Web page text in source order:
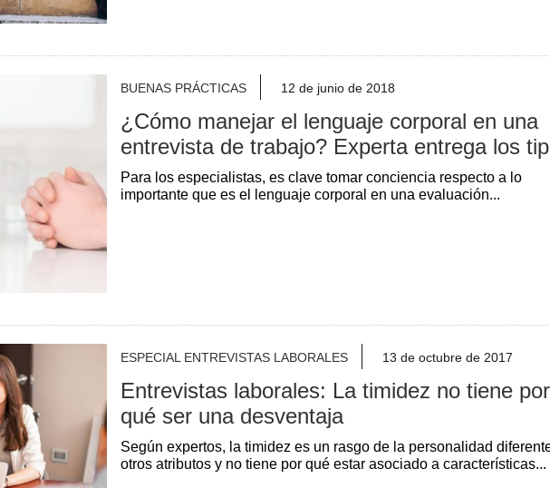
BUENAS PRÁCTICAS 12 de junio de 2018
¿Cómo manejar el lenguaje corporal en una
entrevista de trabajo? Experta entrega los
Para los especialistas, es clave tomar conciencia respecto a lo
importante que es el lenguaje corporal en una evaluación...
ESPECIAL ENTREVISTAS LABORALES 13 de octubre de 2017
Entrevistas laborales: La timidez no tiene por
qué ser una desventaja
Según expertos, la timidez es un rasgo de la personalidad
otros atributos y no tiene por qué estar asociado a características...